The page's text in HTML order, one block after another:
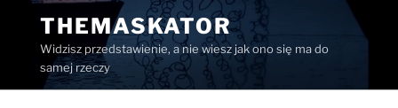
THEMASKATOR
Widzisz przedstawienie, a nie wiesz jak ono się ma do
samej rzeczy